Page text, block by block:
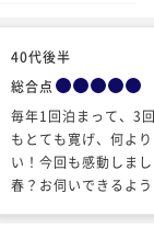
40代後半
総合点
毎年1回泊まって、3
もとても寛げ、何よ
い！今回も感動しま
春？お伺いできるよ